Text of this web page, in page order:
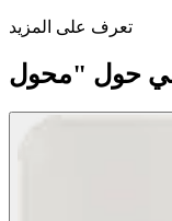
تعرف على المزيد